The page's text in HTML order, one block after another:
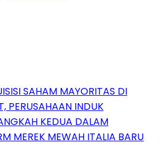
SAHAM MAYORITAS DI
PERUSAHAAN INDUK
KEDUA DALAM
MEREK MEWAH ITALIA BARU